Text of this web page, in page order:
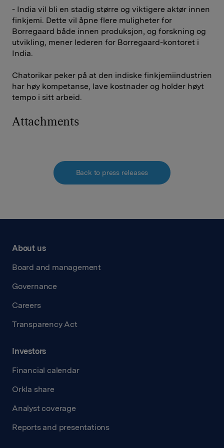
- India vil bli en stadig større og viktigere aktør innen
finkjemi. Dette vil åpne flere muligheter for
Borregaard både innen produksjon, og forskning og
utvikling, mener lederen for Borregaard-kontoret i
India.
Chatorikar peker på at den indiske finkjemiindustrien
har høy kompetanse, lave kostnader og holder høyt
tempo i sitt arbeid.
Attachments
Back to press releases
About us
Board and management
Governance
Careers
Transparency Act
Investors
Financial calendar
Orkla share
Analyst coverage
Reports and presentations